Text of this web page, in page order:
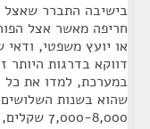
בישיבה התברר שאצל
חריפה מאשר אצל
או יועץ משפטי,
דווקא בדרגות
במערכת, למדו את כל
שהוא בשנות
7,000-